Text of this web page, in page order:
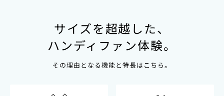
サイズを超越した、
ハンディファン体験。
その理由となる機能と特長はこちら。